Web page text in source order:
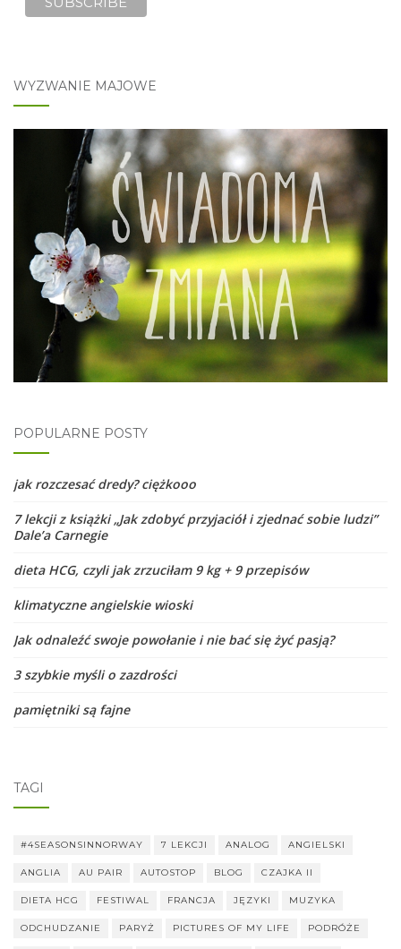
WYZWANIE MAJOWE
POPULARNE POSTY
jak rozczesać dredy? ciężkooo
7 lekcji z książki „Jak zdobyć przyjaciół i zjednać sobie ludzi”
Dale’a Carnegie
dieta HCG, czyli jak zrzuciłam 9 kg + 9 przepisów
klimatyczne angielskie wioski
Jak odnaleźć swoje powołanie i nie bać się żyć pasją?
3 szybkie myśli o zazdrości
pamiętniki są fajne
TAGI
#4SEASONSINNORWAY 7 LEKCJI ANALOG ANGIELSKI
ANGLIA AU PAIR AUTOSTOP BLOG CZAJKA II
DIETA HCG FESTIWAL FRANCJA JĘZYKI MUZYKA
ODCHUDZANIE PARYŻ PICTURES OF MY LIFE PODRÓŻE